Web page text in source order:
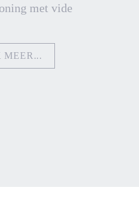
met vide
MEER...